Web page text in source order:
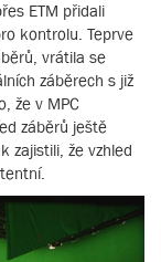
ETM přidali
kontrolu. Teprve
vrátila se
záběrech s již
že v MPC
záběrů ještě
zajistili, že vzhled